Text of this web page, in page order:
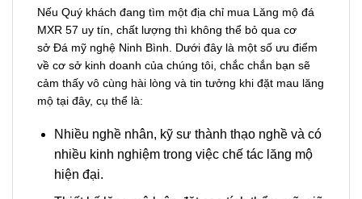
Nếu Quý khách đang tìm một địa chỉ mua Lăng mộ đá
MXR 57 uy tín, chất lượng thì không thể bỏ qua cơ
sở Đá mỹ nghệ Ninh Bình. Dưới đây là một số ưu điểm
về cơ sở kinh doanh của chúng tôi, chắc chắn bạn sẽ
cảm thấy vô cùng hài lòng và tin tưởng khi đặt mau lăng
mộ tại đây, cụ thể là:
Nhiều nghề nhân, kỹ sư thành thạo nghề và có
nhiều kinh nghiệm trong việc chế tác lăng mộ
hiện đại.